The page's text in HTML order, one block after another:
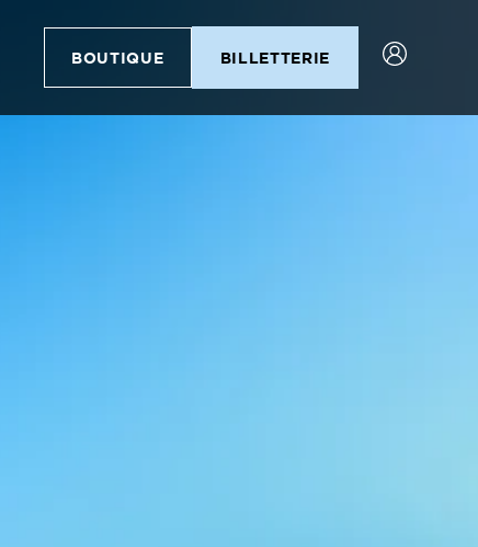
BOUTIQUE BILLETTERIE